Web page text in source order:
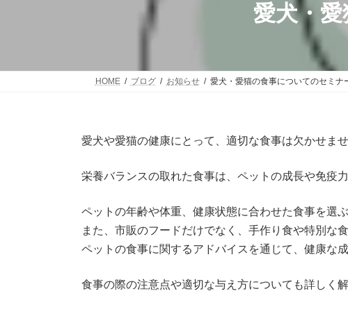
愛犬・
HOME ブログ お知らせ 愛犬・愛猫の食事についてのセミナ
愛犬や愛猫の健康にとって、適切な食事は欠かせませ
栄養バランスの取れた食事は、ペットの成長や免疫
ペットの年齢や体重、健康状態に合わせた食事を選
また、市販のフードだけでなく、手作り食や特別な
ペットの食事に関するアドバイスを通じて、健康な
食事の際の注意点や適切な与え方についても詳しく